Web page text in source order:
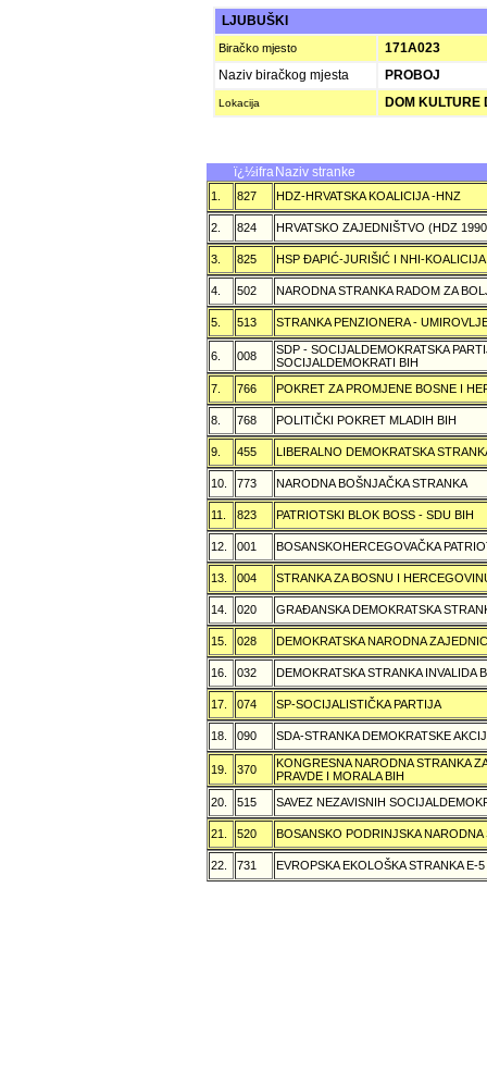
LJUBUŠKI
Biračko mjesto
171A023
Naziv biračkog mjesta
PROBOJ
Lokacija DOM KULTURE
ï¿½ifra Naziv stranke
1. 827 HDZ-HRVATSKA KOALICIJA -HNZ
2. 824 HRVATSKO ZAJEDNIŠTVO (HDZ
3. 825 HSP ÐAPIĆ-JURIŠIĆ I NHI-
4. 502 NARODNA STRANKA RADOM ZA
5. 513 STRANKA PENZIONERA -
6. 008
SDP - SOCIJALDEMOKRATSKA
SOCIJALDEMOKRATI BIH
7.
766 POKRET ZA PROMJENE BOSNE I
8. 768 POLITIČKI POKRET MLADIH BIH
9. 455 LIBERALNO DEMOKRATSKA
10. 773 NARODNA BOŠNJAČKA STRANKA
11. 823 PATRIOTSKI BLOK BOSS - SDU BIH
12. 001 BOSANSKOHERCEGOVAČKA
13. 004 STRANKA ZA BOSNU I
14. 020 GRAÐANSKA DEMOKRATSKA
15. 028 DEMOKRATSKA NARODNA
16. 032 DEMOKRATSKA STRANKA INVALIDA
17. 074 SP-SOCIJALISTIČKA PARTIJA
18. 090 SDA-STRANKA DEMOKRATSKE
19. 370
KONGRESNA NARODNA STRANKA
PRAVDE I MORALA BIH
20.
515 SAVEZ NEZAVISNIH
21. 520 BOSANSKO PODRINJSKA NARODNA
22. 731 EVROPSKA EKOLOŠKA STRANKA E-5